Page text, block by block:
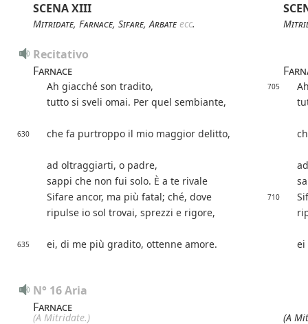
SCENA XIII
Mitridate, Farnace, Sifare,Arbateecc.
Recitativo
Farnace
Ah giacché son tradito, 705
tutto si sveli omai. Per quel sembiante,
630 che fa purtroppo il mio maggior delitto,
ad oltraggiarti, o padre,
sappi che non fui solo. È a te rivale
Sifare ancor, ma più fatal; ché, dove
710
ripulse io sol trovai, sprezzi e rigore,
635 ei, di me più gradito, ottenne amore. ei
N° 16 Aria
Farnace
(A Mitridate.)
(A